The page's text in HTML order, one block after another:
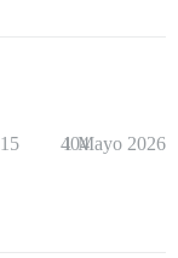
15 404
1 Mayo 2026